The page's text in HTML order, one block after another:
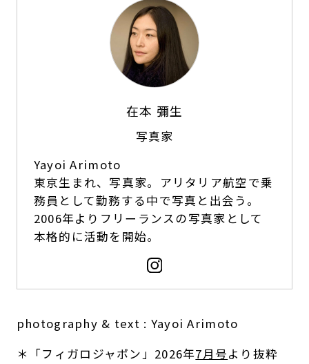
在本 彌生
写真家
Yayoi Arimoto
東京生まれ、写真家。アリタリア航空で乗
務員として勤務する中で写真と出会う。
2006年よりフリーランスの写真家として
本格的に活動を開始。
photography & text : Yayoi Arimoto
＊「フィガロジャポン」2026年7月号より抜粋